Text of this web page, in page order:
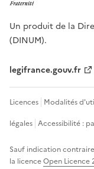
Un produit de la
(DINUM).
legifrance.gouv.fr
Licences Modalités
légales Accessibilité :
Sauf indication
la licenceOpen Licence